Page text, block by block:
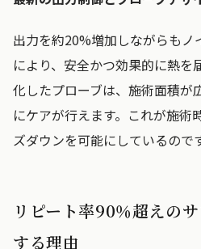
出力を約20%増加しながらもノ
により、安全かつ効果的に熱を
化したプローブは、施術面積が
にケアが行えます。これが施術
ズダウンを可能にしているのです
リピート率90％超えの
する理由